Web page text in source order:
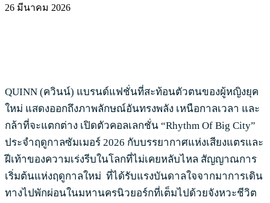
26 มีนาคม 2026
QUINN (ควินน์) แบรนด์แฟชั่นที่สะท้อนตัวตนของผู้หญิงยุค
ใหม่ แสดงออกถึงภาพลักษณ์อันทรงพลัง เหนือกาลเวลา และ
กล้าที่จะแตกต่าง เปิดตัวคอลเลกชั่น “Rhythm Of Big City”
ประจำฤดูกาลซัมเมอร์ 2026 กับบรรยากาศแห่งเสียงแตรและ
ฝีเท้าของความเร่งรีบในโลกที่ไม่เคยหลับไหล สัญญาณการ
เริ่มต้นแห่งฤดูกาลใหม่ ที่ได้รับแรงบันดาลใจจากมาการเดิน
ทางไปพักผ่อนในมหานครนิวยอร์กที่เต็มไปด้วยจังหวะชีวิต